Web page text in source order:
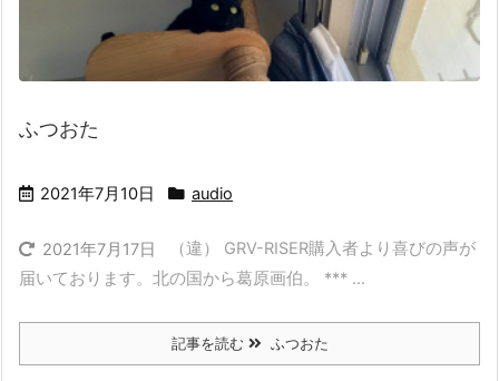
ふつおた
2021年7月10日 audio
2021年7月17日
（違） GRV-RISER購入者より喜びの声が
届いております。北の国から葛原画伯。 *** ...
記事を読む ふつおた